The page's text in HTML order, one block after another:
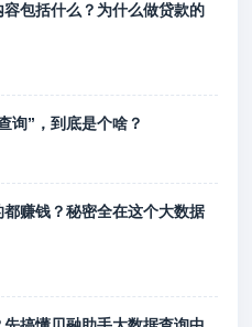
包括什么？为什么做贷款的
询”，到底是个啥？
赚钱？秘密全在这个大数据